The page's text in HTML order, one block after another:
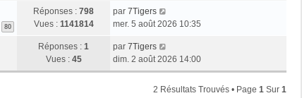
80
Réponses : 798
Vues : 1141814
par 7Tigers
mer. 5 août 2026 10:35
Réponses : 1
Vues : 45
par 7Tigers
dim. 2 août 2026 14:00
2 Résultats Trouvés • Page 1 Sur 1